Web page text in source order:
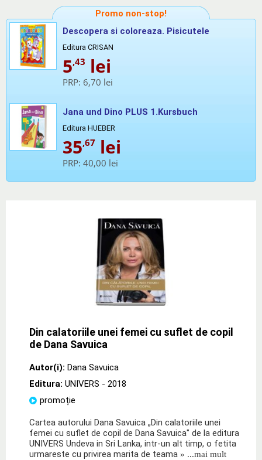
Promo non-stop!
Descopera si coloreaza. Pisicutele
Editura CRISAN
5,43 lei
PRP: 6,70 lei
Jana und Dino PLUS 1.Kursbuch
Editura HUEBER
35,67 lei
PRP: 40,00 lei
Din calatoriile unei femei cu suflet de copil
de Dana Savuica
Autor(i): Dana Savuica
Editura: UNIVERS - 2018
promoție
Cartea autorului Dana Savuica „Din calatoriile unei
femei cu suflet de copil de Dana Savuica" de la editura
UNIVERS Undeva in Sri Lanka, intr-un alt timp, o fetita
urmareste cu privirea marita de teama » ...mai mult